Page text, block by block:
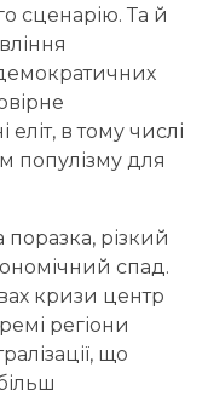
сценарію. Та й
в тому числі
популізму для
поразка, різкий
спад.
кризи центр
регіони
що